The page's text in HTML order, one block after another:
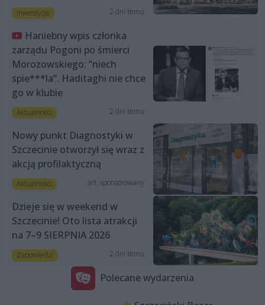
Inwestycje 2 dni temu
Haniebny wpis członka
zarządu Pogoni po śmierci
Morozowskiego: “niech
spie***la”. Haditaghi nie chce
go w klubie
Aktualności 2 dni temu
Nowy punkt Diagnostyki w
Szczecinie otworzył się wraz z
akcją profilaktyczną
Aktualności art. sponsorowany
Dzieje się w weekend w
Szczecinie! Oto lista atrakcji
na 7–9 SIERPNIA 2026
Zapowiedzi 2 dni temu
Polecane wydarzenia